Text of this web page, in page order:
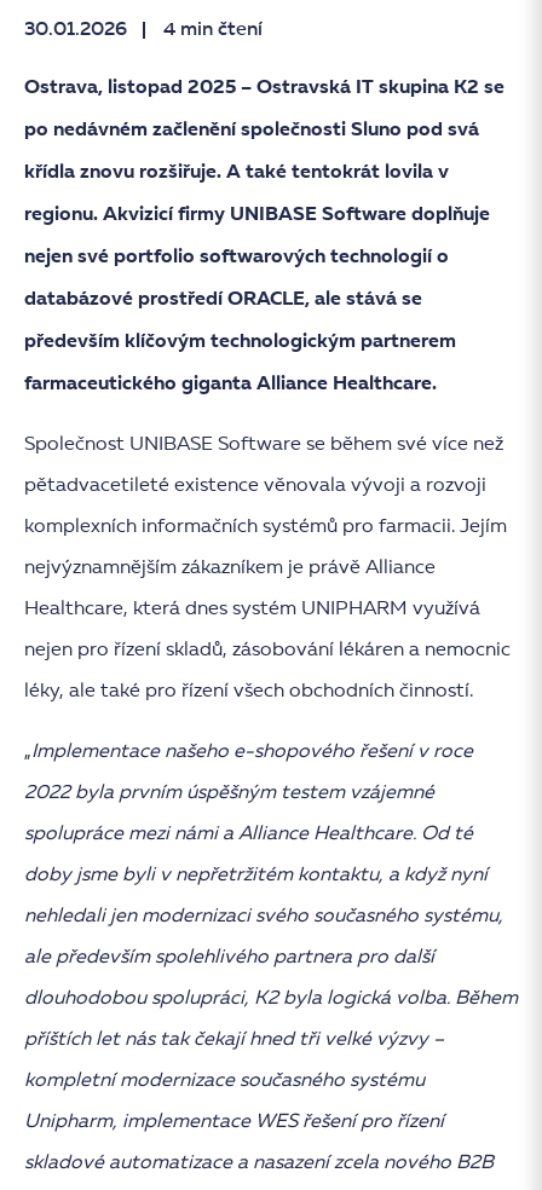
30.01.2026 4 min čtení
Ostrava, listopad 2025 – Ostravská IT skupina K2 se
po nedávném začlenění společnosti Sluno pod svá
křídla znovu rozšiřuje. A také tentokrát lovila v
regionu. Akvizicí firmy UNIBASE Software doplňuje
nejen své portfolio softwarových technologií o
databázové prostředí ORACLE, ale stává se
především klíčovým technologickým partnerem
farmaceutického giganta Alliance Healthcare.
Společnost UNIBASE Software se během své více než
pětadvacetileté existence věnovala vývoji a rozvoji
komplexních informačních systémů pro farmacii. Jejím
nejvýznamnějším zákazníkem je právě Alliance
Healthcare, která dnes systém UNIPHARM využívá
nejen pro řízení skladů, zásobování lékáren a nemocnic
léky, ale také pro řízení všech obchodních činností.
„Implementace našeho e-shopového řešení v roce
2022 byla prvním úspěšným testem vzájemné
spolupráce mezi námi a Alliance Healthcare. Od té
doby jsme byli v nepřetržitém kontaktu, a když nyní
nehledali jen modernizaci svého současného systému,
ale především spolehlivého partnera pro další
dlouhodobou spolupráci, K2 byla logická volba. Během
příštích let nás tak čekají hned tři velké výzvy –
kompletní modernizace současného systému
Unipharm, implementace WES řešení pro řízení
skladové automatizace a nasazení zcela nového B2B